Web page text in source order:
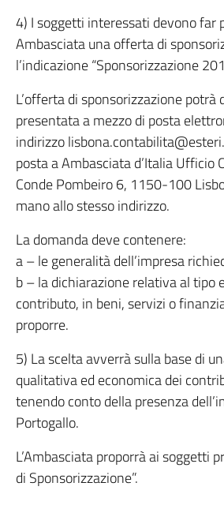
4) I soggetti interessati devono far
Ambasciata una offerta di
l’indicazione “Sponsorizzazione
L’offerta di sponsorizzazione potrà
presentata a mezzo di posta
indirizzo
posta a Ambasciata d’Italia Ufficio
Conde Pombeiro 6, 1150-100
mano allo stesso indirizzo.
La domanda deve contenere:
a – le generalità dell’impresa
b – la dichiarazione relativa al tipo
contributo, in beni, servizi o
proporre.
5) La scelta avverrà sulla base di
qualitativa ed economica dei
tenendo conto della presenza
Portogallo.
L’Ambasciata proporrà ai soggetti
di Sponsorizzazione”.